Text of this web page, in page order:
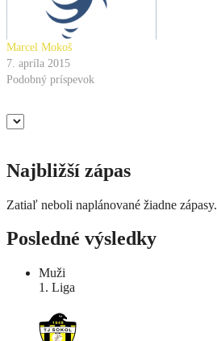
Marcel Mokoš
7. apríla 2015
Podobný príspevok
Najbližší zápas
Zatiaľ neboli naplánované žiadne zápasy.
Posledné výsledky
Muži
1. Liga